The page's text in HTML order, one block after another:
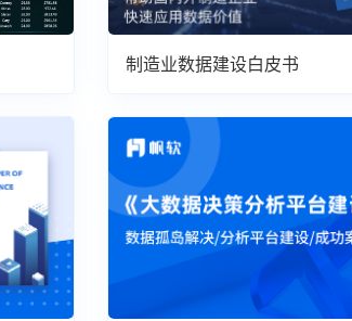
制造业数据建设白皮书